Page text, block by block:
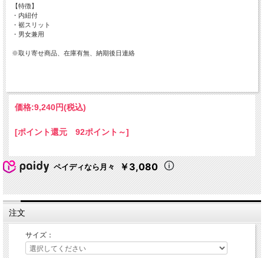
【特徴】
・内紐付
・裾スリット
・男女兼用
※取り寄せ商品、在庫有無、納期後日連絡
価格:9,240円(税込)
[ポイント還元 92ポイント～]
ペイディなら月々 ￥3,080
注文
サイズ：